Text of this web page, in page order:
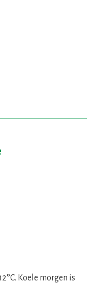
Koele morgen is